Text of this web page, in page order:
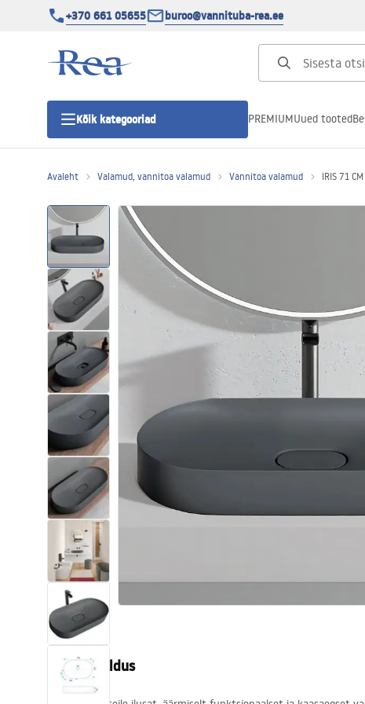
+370 661 05655 buroo@vannituba-rea.ee
Kõik kategooriad
Duši uks
Vannitoa dušialused
Lineaarne duši äravool
Tualettruumid
Vajub ära
Vannid ja ekraanid
Vannitoa segistid
Vannitoas dušid
Köök
PREMIUMUued tooted
Avaleht Valamud, vannitoa valamud Vannitoa valamud IRIS 71
Tootekirjeldus